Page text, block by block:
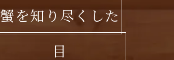
蟹を知り尽くした
目